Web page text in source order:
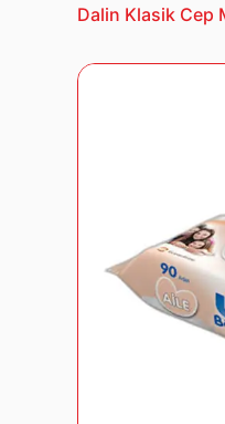
Dalin Klasik Cep